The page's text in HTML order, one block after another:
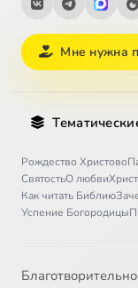
Мне нужна
Рождество Христово
СвятостьО любви
Как читать Библию
Успение Богородицы